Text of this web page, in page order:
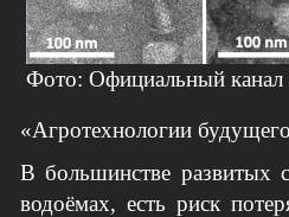
Фото: Официальный
«Агротехнологии
В большинстве развитых
водоёмах, есть риск